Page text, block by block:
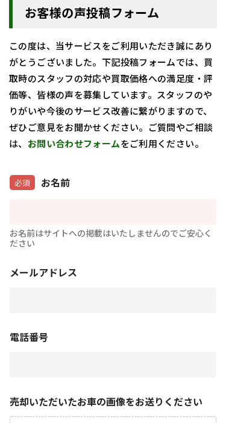
お客様の声投稿フォーム
この度は、当サービスをご利用いただき誠にあり
がとうございました。下記投稿フォームでは、買
取時のスタッフの対応や買取価格への満足度・評
価等、皆様の声を募集しています。スタッフのや
りがいや今後のサービス改善に繋がりますので、
ぜひご意見をお聞かせください。ご質問やご相談
は、 お問い合わせフォームをご利用ください。
お名前
必須
お名前はサイトへの掲載はいたしませんのでご安心く
ださい
メールアドレス
電話番号
売却いただいたお車の画像をお送りください